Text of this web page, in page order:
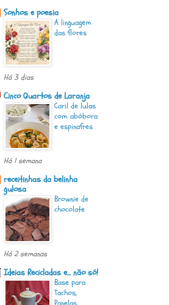
Sonhos e poesia
A linguagem
das flores
Há 3 dias
Cinco Quartos de Laranja
Caril de lulas
com abóbora
e espinafres
Há 1 semana
receitinhas da belinha
gulosa
Brownie de
chocolate
Há 2 semanas
Ideias Recicladas e... não só!
Base para
Tachos,